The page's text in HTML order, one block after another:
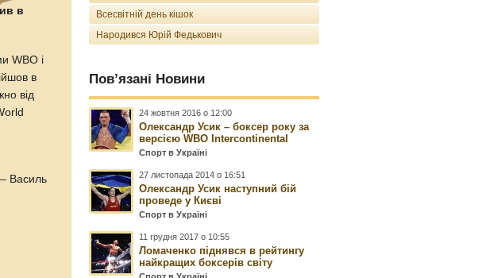
в
WBO і
в
від
– Василь
Всесвітній день кішок
Народився Юрій Федькович
Пов’язані Новини
24 жовтня 2016 о 12:00
Олександр Усик – боксер року за
версією WBO Intercontinental
Спорт в Україні
27 листопада 2014 о 16:51
Олександр Усик наступний бій
проведе у Києві
Спорт в Україні
11 грудня 2017 о 10:55
Ломаченко піднявся в рейтингу
найкращих боксерів світу